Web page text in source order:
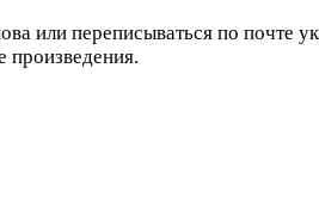
или переписываться по почте
произведения.